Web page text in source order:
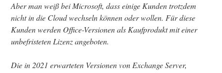
Aber man weiß bei Microsoft, dass einige Kunden trotzdem
nicht in die Cloud wechseln können oder wollen. Für diese
Kunden werden Office-Versionen als Kaufprodukt mit einer
unbefristeten Lizenz angeboten.
Die in 2021 erwarteten Versionen von Exchange Server,